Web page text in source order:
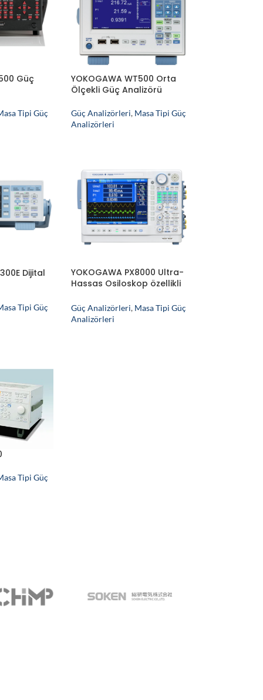
Güç
Tipi Güç
YOKOGAWA WT500 Orta
Ölçekli Güç Analizörü
Güç Analizörleri, Masa Tipi Güç
Analizörleri
Dijital
Tipi Güç
YOKOGAWA PX8000 Ultra-
Hassas Osiloskop özellikli
Güç Analizörleri, Masa Tipi Güç
Analizörleri
Tipi Güç